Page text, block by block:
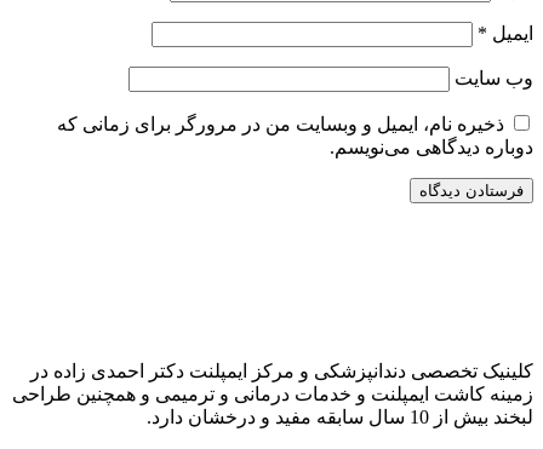
ایمیل *
وب‌ سایت
ذخیره نام، ایمیل و وبسایت من در مرورگر برای زمانی که
دوباره دیدگاهی می‌نویسم.
کلینیک تخصصی دندانپزشکی و مرکز ایمپلنت دکتر احمدی زاده در
زمینه کاشت ایمپلنت و خدمات درمانی و ترمیمی و همچنین طراحی
لبخند بیش از 10 سال سابقه مفید و درخشان دارد.